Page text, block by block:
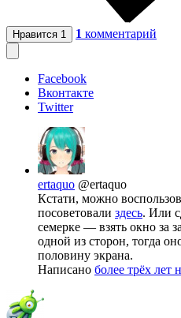
Нравится 1 1 комментарий
Facebook
Вконтакте
Twitter
ertaquo @ertaquo
Кстати, можно
посоветовали здесь. Или
семерке — взять окно за
одной из сторон, тогда
половину экрана.
Написано более трёх лет